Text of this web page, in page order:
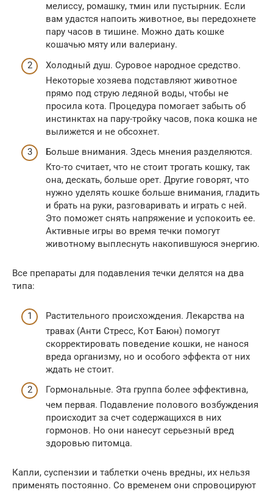
мелиссу, ромашку, тмин или пустырник. Если
вам удастся напоить животное, вы передохнете
пару часов в тишине. Можно дать кошке
кошачью мяту или валериану.
Холодный душ. Суровое народное средство.
Некоторые хозяева подставляют животное
прямо под струю ледяной воды, чтобы не
просила кота. Процедура помогает забыть об
инстинктах на пару-тройку часов, пока кошка не
вылижется и не обсохнет.
Больше внимания. Здесь мнения разделяются.
Кто-то считает, что не стоит трогать кошку, так
она, дескать, больше орет. Другие говорят, что
нужно уделять кошке больше внимания, гладить
и брать на руки, разговаривать и играть с ней.
Это поможет снять напряжение и успокоить ее.
Активные игры во время течки помогут
животному выплеснуть накопившуюся энергию.
Все препараты для подавления течки делятся на два
типа:
Растительного происхождения. Лекарства на
травах (Анти Стресс, Кот Баюн) помогут
скорректировать поведение кошки, не нанося
вреда организму, но и особого эффекта от них
ждать не стоит.
Гормональные. Эта группа более эффективна,
чем первая. Подавление полового возбуждения
происходит за счет содержащихся в них
гормонов. Но они нанесут серьезный вред
здоровью питомца.
Капли, суспензии и таблетки очень вредны, их нельзя
применять постоянно. Со временем они спровоцируют